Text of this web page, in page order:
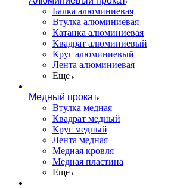
Балка алюминиевая
Втулка алюминиевая
Катанка алюминиевая
Квадрат алюминиевый
Круг алюминиевый
Лента алюминиевая
Еще
Медный прокат
Втулка медная
Квадрат медный
Круг медный
Лента медная
Медная кровля
Медная пластина
Еще